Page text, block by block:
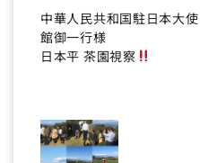
中華人民共和国駐日本大使
館御一行様
日本平 茶園視察